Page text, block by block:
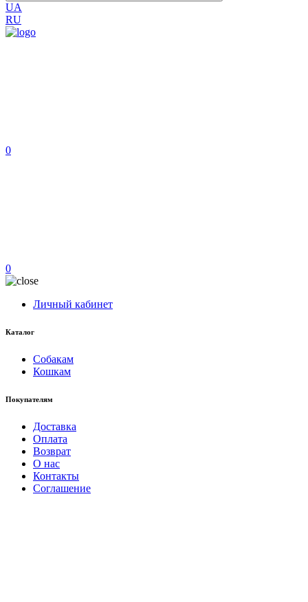
UA
RU
0
0
Личный кабинет
Каталог
Собакам
Кошкам
Покупателям
Доставка
Оплата
Возврат
О нас
Контакты
Соглашение